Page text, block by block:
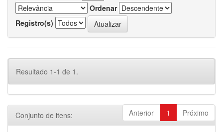
Ordenar
Registro(s)
Resultado 1-1 de 1.
Anterior 1 Próximo
Conjunto de itens: